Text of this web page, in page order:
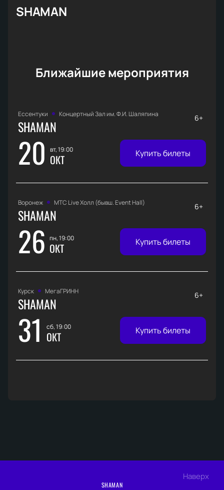
SHAMAN
Ближайшие мероприятия
Ессентуки Концертный Зал им. Ф.И. Шаляпина
SHAMAN
20 вт, 19:00
ОКТ
6+
Купить билеты
Воронеж МТС Live Холл (бывш. Event Hall)
SHAMAN
26 пн, 19:00
ОКТ
6+
Купить билеты
Курск МегаГРИНН
SHAMAN
31 сб, 19:00
ОКТ
6+
Купить билеты
Наверх
SHAMAN